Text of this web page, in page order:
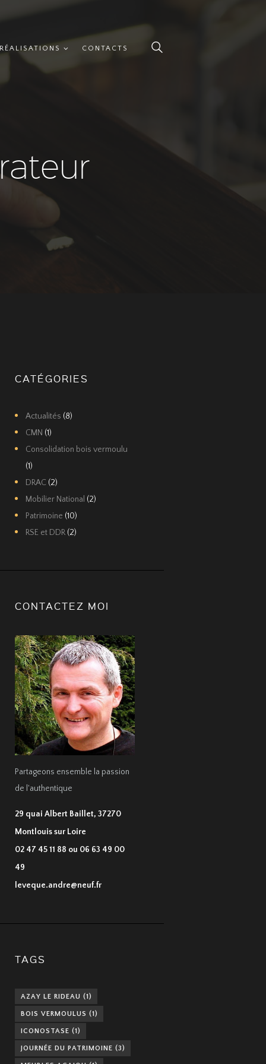
CONTACTS
CATÉGORIES
Actualités (8)
CMN (1)
Consolidation bois vermoulu
(1)
DRAC (2)
Mobilier National (2)
Patrimoine (10)
RSE et DDR (2)
CONTACTEZ MOI
Partageons ensemble la passion
de l'authentique
29 quai Albert Baillet, 37270
Montlouis sur Loire
02 47 45 11 88 ou 06 63 49 00
49
leveque.andre@neuf.fr
TAGS
AZAY LE RIDEAU (1)
BOIS VERMOULUS (1)
ICONOSTASE (1)
JOURNÉE DU PATRIMOINE (3)